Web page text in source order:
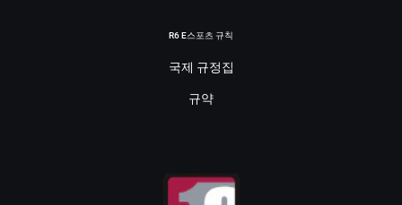
R6 E스포츠 규칙
국제 규정집
규약